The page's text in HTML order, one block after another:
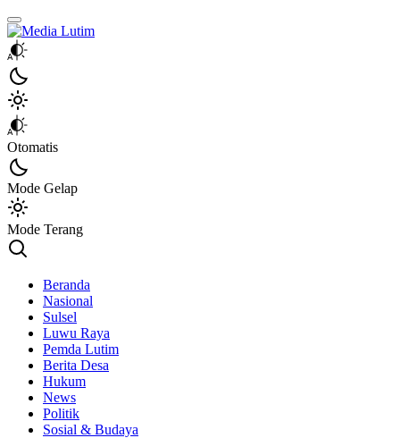
Media Lutim
Info untuk Lutim
Otomatis
Mode Gelap
Mode Terang
Beranda
Nasional
Sulsel
Luwu Raya
Pemda Lutim
Berita Desa
Hukum
News
Politik
Sosial & Budaya